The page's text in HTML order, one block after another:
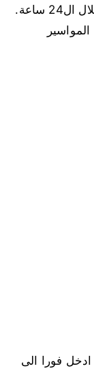
ساعة.
فورا الى